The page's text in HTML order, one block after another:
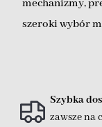
mechanizmy,
szeroki wybór
Szybka
zawsze na